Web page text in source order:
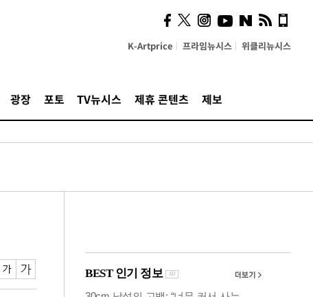
K-Artprice 프라임뉴시스 위클리뉴시스
광장 포토 TV뉴시스 제휴 콘텐츠 제보
시, 스마트폰 액세서리에
NFC 더했다